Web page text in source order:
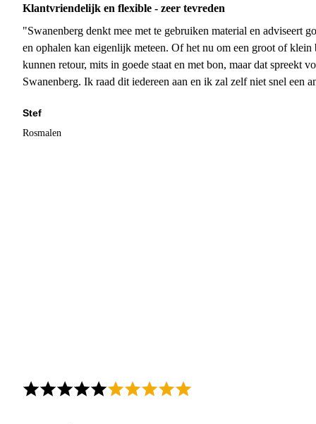
Klantvriendelijk en flexible - zeer tevreden
"Swanenberg denkt mee met te gebruiken material en adviseert
en ophalen kan eigenlijk meteen. Of het nu om een groot of
kunnen retour, mits in goede staat en met bon, maar dat spreekt
Swanenberg. Ik raad dit iedereen aan en ik zal zelf niet snel een
Stef
Rosmalen